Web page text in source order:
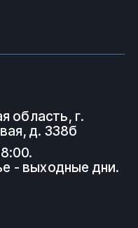
область, г.
д. 338б
- выходные дни.